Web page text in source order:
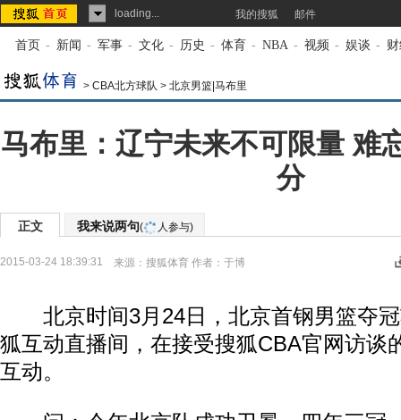
loading... 我的搜狐 邮件
首页 - 新闻 - 军事 - 文化 - 历史 - 体育 - NBA - 视频 - 娱谈 -
> CBA北方球队 > 北京男篮|马布里
马布里：辽宁未来不可限量 难
分
正文 我来说两句( 人参与)
2015-03-24 18:39:31 来源： 搜狐体育 作者：于博
北京时间3月24日，北京首钢男篮夺冠
狐互动直播间，在接受搜狐CBA官网访谈
互动。